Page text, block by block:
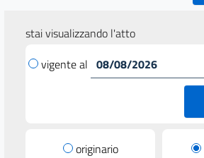
stai visualizzando l'atto
vigente al
originario